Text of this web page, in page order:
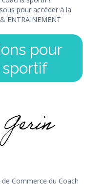
pour accéder à la
ENTRAINEMENT
pour
de Commerce du Coach